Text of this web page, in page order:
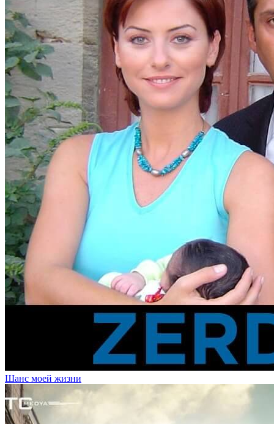
Шанс моей жизни